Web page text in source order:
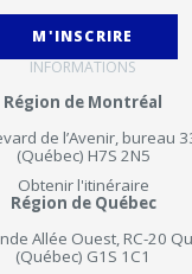
M'INSCRIRE
INFORMATIONS
Région de Montréal
de l’Avenir, bureau
(Québec) H7S 2N5
Obtenir l'itinéraire
Région de Québec
Allée Ouest, RC-20
(Québec) G1S 1C1